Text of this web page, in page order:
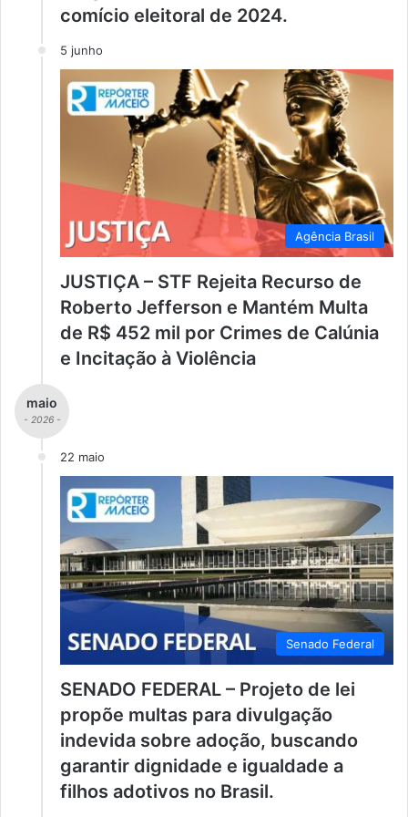
comício eleitoral de 2024.
5 junho
Agência Brasil
JUSTIÇA – STF Rejeita Recurso de
Roberto Jefferson e Mantém Multa
de R$ 452 mil por Crimes de Calúnia
e Incitação à Violência
maio
- 2026 -
22 maio
Senado Federal
SENADO FEDERAL – Projeto de lei
propõe multas para divulgação
indevida sobre adoção, buscando
garantir dignidade e igualdade a
filhos adotivos no Brasil.